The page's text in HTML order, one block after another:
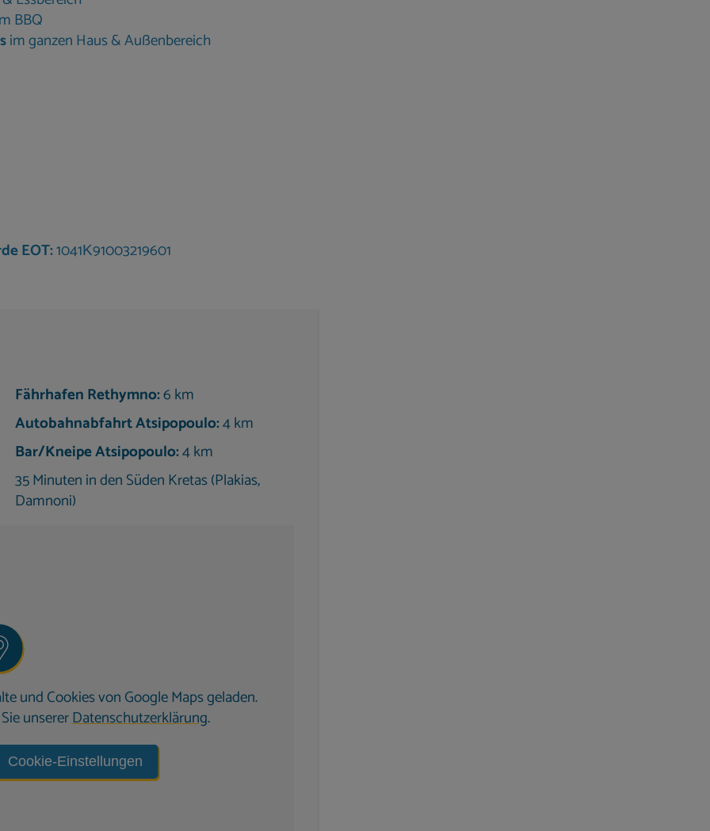
BBQ
im ganzen Haus & Außenbereich
Matratzen
und ideal für gemeinsame Abende:
TV
ergänzen den Komfort.
mit modernem Luxus:
EOT:1041Κ91003219601
Fährhafen Rethymno:6 km
Autobahnabfahrt Atsipopoulo:4 km
Bar/Kneipe Atsipopoulo:4 km
35 Minuten in den Süden Kretas (Plakias,
Damnoni)
und Cookies von Google Maps geladen.
unsererDatenschutzerklärung.
Cookie-Einstellungen